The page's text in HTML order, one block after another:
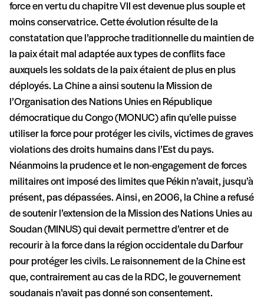
force en vertu du chapitre VII est devenue plus souple et
moins conservatrice. Cette évolution résulte de la
constatation que l’approche traditionnelle du maintien de
la paix était mal adaptée aux types de conflits face
auxquels les soldats de la paix étaient de plus en plus
déployés. La Chine a ainsi soutenu la Mission de
l’Organisation des Nations Unies en République
démocratique du Congo (MONUC) afin qu’elle puisse
utiliser la force pour protéger les civils, victimes de graves
violations des droits humains dans l’Est du pays.
Néanmoins la prudence et le non-engagement de forces
militaires ont imposé des limites que Pékin n’avait, jusqu’à
présent, pas dépassées. Ainsi, en 2006, la Chine a refusé
de soutenir l’extension de la Mission des Nations Unies au
Soudan (MINUS) qui devait permettre d’entrer et de
recourir à la force dans la région occidentale du Darfour
pour protéger les civils. Le raisonnement de la Chine est
que, contrairement au cas de la RDC, le gouvernement
soudanais n’avait pas donné son consentement.